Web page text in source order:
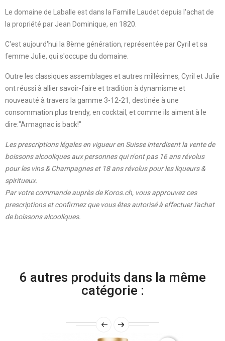
Le domaine de Laballe est dans la Famille Laudet depuis l'achat de
la propriété par Jean Dominique, en 1820.
C'est aujourd'hui la 8ème génération, représentée par Cyril et sa
femme Julie, qui s'occupe du domaine.
Outre les classiques assemblages et autres millésimes, Cyril et Julie
ont réussi à allier savoir-faire et tradition à dynamisme et
nouveauté à travers la gamme 3-12-21, destinée à une
consommation plus trendy, en cocktail, et comme ils aiment à le
dire:"Armagnac is back!"
Les prescriptions légales en vigueur en Suisse interdisent la vente de
boissons alcooliques aux personnes qui n'ont pas 16 ans révolus
pour les vins & Champagnes et 18 ans révolus pour les liqueurs &
spiritueux.
Par votre commande auprès de Koros.ch, vous approuvez ces
prescriptions et confirmez que vous êtes autorisé à effectuer l'achat
de boissons alcooliques.
6 autres produits dans la même
catégorie :